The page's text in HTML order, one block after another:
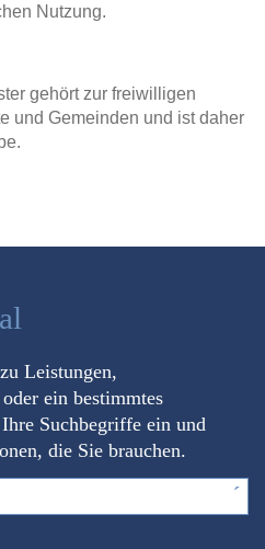
Nutzung.
gehört zur freiwilligen
und Gemeinden und ist daher
Leistungen,
ein bestimmtes
Suchbegriffe ein und
die Sie brauchen.